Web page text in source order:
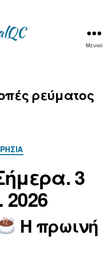
Μενού
ρεύματος
Κατηγορίες
3
2026
Συντάκτης
άρθρου
Α
ό
τ
ο
ν/
τ
η
Ημ.
δημοσίευσης
3
ο
υ
λ
ο
Η πρωινή